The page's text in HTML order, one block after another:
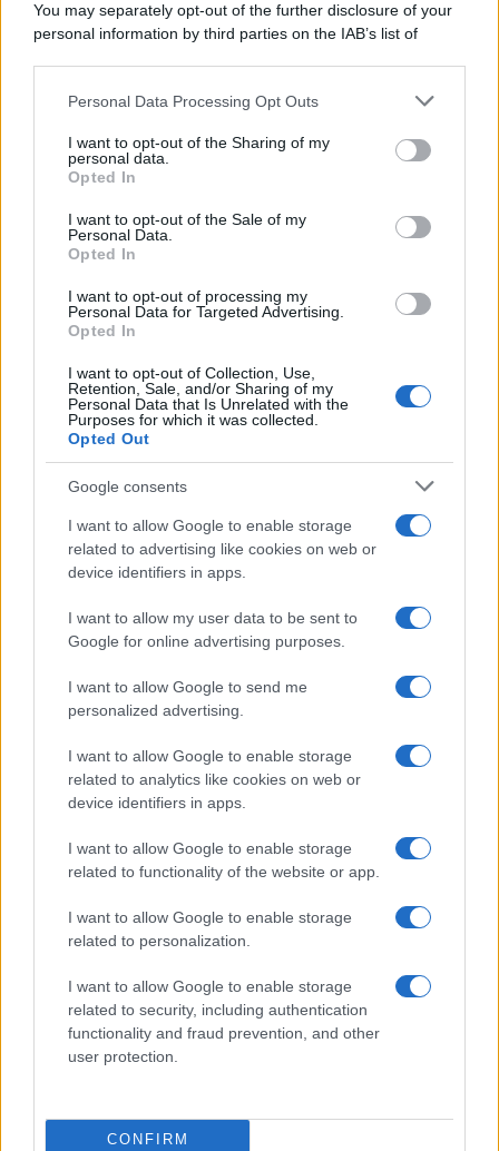
You may separately opt-out of the further disclosure of your
personal information by third parties on the IAB’s list of
This information may also be disclosed by us to third parties
disclose it to other third parties.
Please note that this website/app uses one or more Google
services and may gather and store information including but
not limited to your visit or usage behaviour. You may click to
grant or deny consent to Google and its third-party tags to
consent section.
Personal Data Processing Opt Outs
I want to opt-out of the Sharing of my
personal data.
Opted In
I want to opt-out of the Sale of my
Personal Data.
Opted In
I want to opt-out of processing my
Personal Data for Targeted Advertising.
Opted In
I want to opt-out of Collection, Use,
Retention, Sale, and/or Sharing of my
Personal Data that Is Unrelated with the
Purposes for which it was collected.
Opted Out
Google consents
I want to allow Google to enable storage
related to advertising like cookies on web or
device identifiers in apps.
I want to allow my user data to be sent to
Google for online advertising purposes.
I want to allow Google to send me
personalized advertising.
I want to allow Google to enable storage
related to analytics like cookies on web or
device identifiers in apps.
I want to allow Google to enable storage
related to functionality of the website or app.
I want to allow Google to enable storage
related to personalization.
I want to allow Google to enable storage
related to security, including authentication
functionality and fraud prevention, and other
user protection.
CONFIRM
Cineverse Magazine
SecondHomeMagazine
Francia
Investieren24
News Hub UK
Lgbtq News
Investeren 24
NL Newz